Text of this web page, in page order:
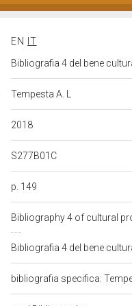
EN
IT
Bibliografia 4 del bene
Tempesta A. L
2018
S277B01C
p. 149
Bibliography 4 of cultural
Bibliografia 4 del bene
bibliografia specifica: